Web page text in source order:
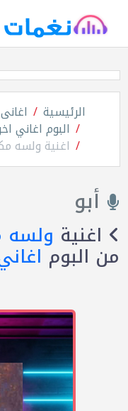
الرئيسية
البوم اغاني
اغنية ولسه
أبو
اغنية ولسه
من البوم